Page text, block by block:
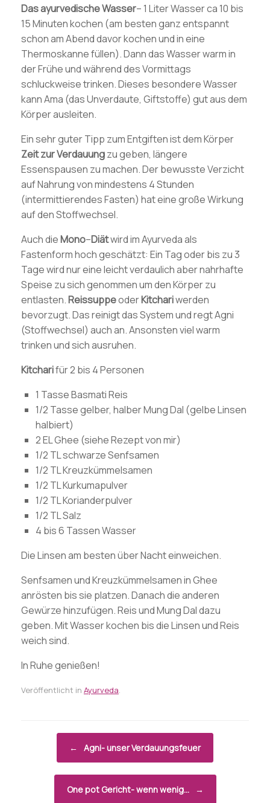
DasayurvedischeWasser– 1 Liter Wasser ca 10 bis
15 Minuten kochen (am besten ganz entspannt
schon am Abend davor kochen und in eine
Thermoskanne füllen). Dann das Wasser warm in
der Frühe und während des Vormittags
schluckweise trinken. Dieses besondere Wasser
kann Ama (das Unverdaute, Giftstoffe) gut aus dem
Körper ausleiten.
Ein sehr guter Tipp zum Entgiften ist dem Körper
ZeitzurVerdauungzu geben, längere
Essenspausen zu machen. Der bewusste Verzicht
auf Nahrung von mindestens 4 Stunden
(intermittierendes Fasten) hat eine große Wirkung
auf den Stoffwechsel.
Auch dieMono–Diätwird im Ayurveda als
Fastenform hoch geschätzt: Ein Tag oder bis zu 3
Tage wird nur eine leicht verdaulich aber nahrhafte
Speise zu sich genommen um den Körper zu
entlasten.ReissuppeoderKitchariwerden
bevorzugt. Das reinigt das System und regt Agni
(Stoffwechsel) auch an. Ansonsten viel warm
trinken und sich ausruhen.
Kitcharifür 2 bis 4 Personen
1 Tasse Basmati Reis
1/2 Tasse gelber, halber Mung Dal (gelbe Linsen
halbiert)
2 EL Ghee (siehe Rezept von mir)
1/2 TL schwarze Senfsamen
1/2 TL Kreuzkümmelsamen
1/2 TL Kurkumapulver
1/2 TL Korianderpulver
1/2 TL Salz
4 bis 6 Tassen Wasser
Die Linsen am besten über Nacht einweichen.
Senfsamen und Kreuzkümmelsamen in Ghee
anrösten bis sie platzen. Danach die anderen
Gewürze hinzufügen. Reis und Mung Dal dazu
geben. Mit Wasser kochen bis die Linsen und Reis
weich sind.
In Ruhe genießen!
Veröffentlicht in Ayurveda.
← Agni- unser Verdauungsfeuer
One pot Gericht- wenn wenig… →